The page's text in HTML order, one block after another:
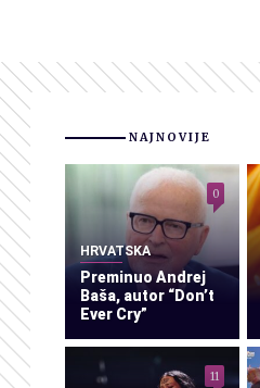
NAJNOVIJE
HRVATSKA
Preminuo Andrej
Baša, autor “Don’t
Ever Cry”
0
11